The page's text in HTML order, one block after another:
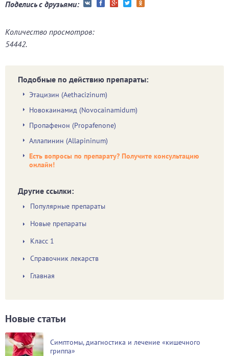
Поделись с друзьями:
Количество просмотров:
54442.
Подобные по действию препараты:
Этацизин (Aethacizinum)
Новокаинамид (Novocainamidum)
Пропафенон (Propafenone)
Аллапинин (Allapininum)
Есть вопросы по препарату? Получите консультацию
онлайн!
Другие ссылки:
Популярные препараты
Новые препараты
Класс 1
Справочник лекарств
Главная
Новые статьи
Симптомы, диагностика и лечение «кишечного
гриппа»